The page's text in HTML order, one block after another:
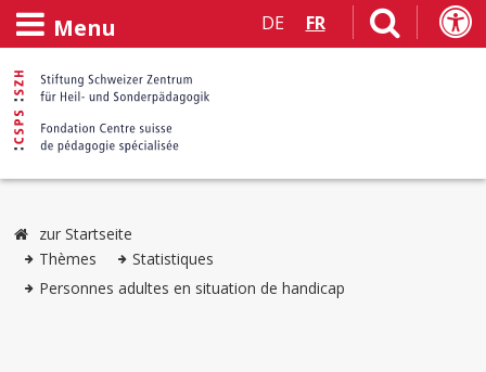
Menu DE FR
zur Startseite
Thèmes
Statistiques
Personnes adultes en situation de handicap